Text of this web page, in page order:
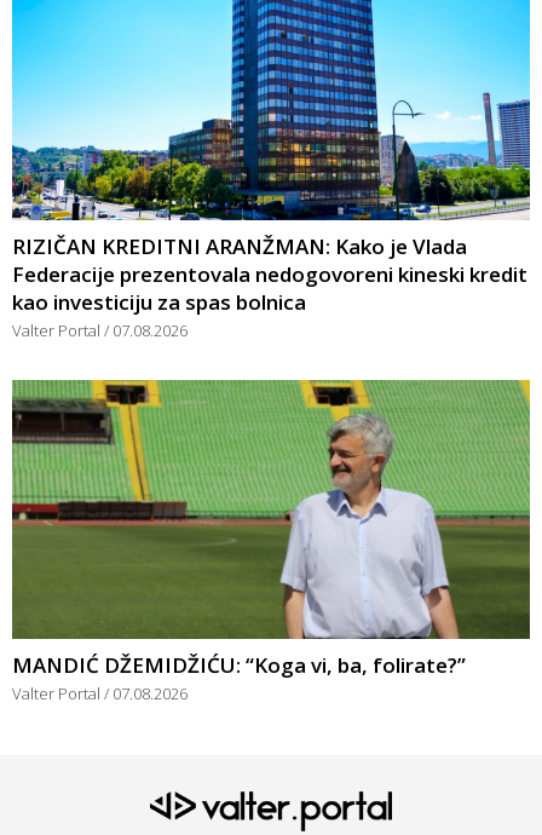
RIZIČAN KREDITNI ARANŽMAN: Kako je Vlada
Federacije prezentovala nedogovoreni kineski kredit
kao investiciju za spas bolnica
Valter Portal 07.08.2026
MANDIĆ DŽEMIDŽIĆU: “Koga vi, ba, folirate?”
Valter Portal 07.08.2026